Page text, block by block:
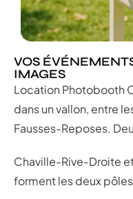
VOS
IMAGES
Location Photobooth
dans un vallon, entre
Fausses-Reposes.
Chaville-Rive-Droite
forment les deux